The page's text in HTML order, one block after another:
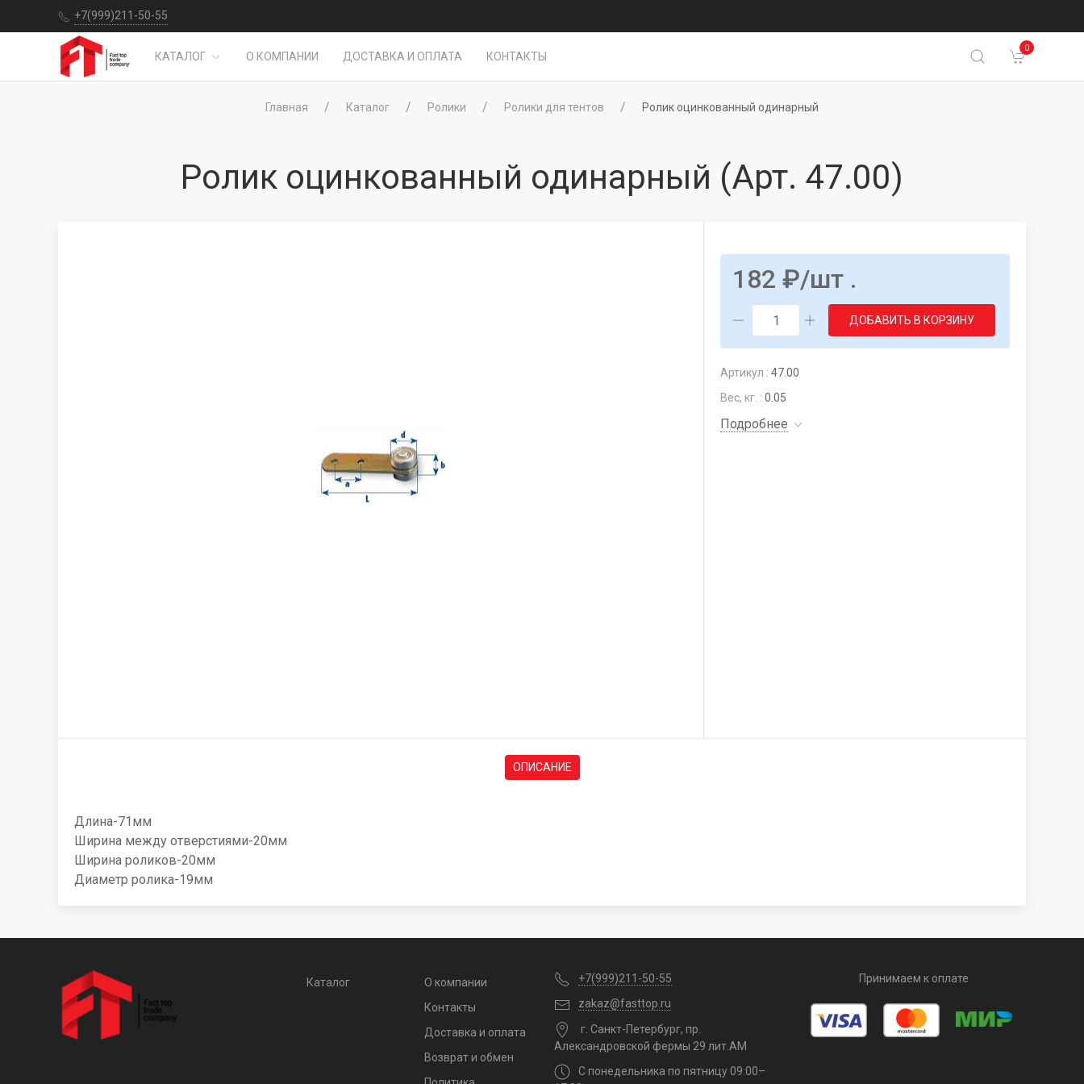
+7(999)211-50-55
КАТАЛОГ О КОМПАНИИ ДОСТАВКА И ОПЛАТА КОНТАКТЫ
0
Главная Каталог Ролики Ролики для тентов Ролик оцинкованный одинарный
Ролик оцинкованный одинарный (Арт. 47.00)
182 ₽/шт .
ДОБАВИТЬ В КОРЗИНУ
Артикул :47.00
Вес, кг. :0.05
Подробнее
ОПИСАНИЕ
Длина-71мм
Ширина между отверстиями-20мм
Ширина роликов-20мм
Диаметр ролика-19мм
Каталог
О компании
Контакты
Доставка и оплата
Возврат и обмен
+7(999)211-50-55
zakaz@fasttop.ru
г. Санкт-Петербург, пр.
Александровской фермы 29 лит.АМ
С понедельника по пятницу 09:00–
Принимаем к оплате